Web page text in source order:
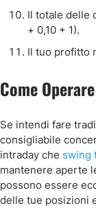
Il totale delle
+ 0,10 + 1).
Il tuo profitto
Come
Se intendi fare
consigliabile
intraday che swing
mantenere aperte
possono essere
delle tue posizioni